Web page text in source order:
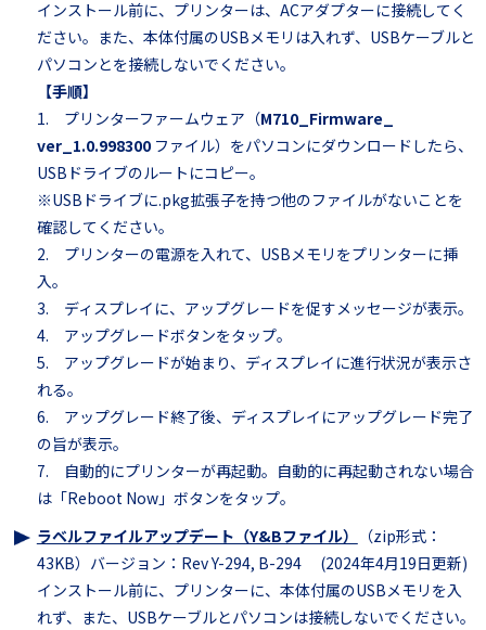
インストール前に、プリンターは、 ACアダプターに接続してく
ださい。また、本体付属のUSBメモリは入れず、 USBケーブルと
パソコンとを接続しないでください。
【手順】
1. プリンターファームウェア（M710_Firmware_
ver_1.0.998300ファイル）をパソコンにダウンロードしたら、
USBドライブのルートにコピー。
※USBドライブに.pkg拡張子を持つ他のファイルがないことを
確認してください。
2. プリンターの電源を入れて、USBメモリをプリンターに挿
入。
3. ディスプレイに、アップグレードを促すメッセージが表示。
4. アップグレードボタンをタップ。
5. アップグレードが始まり、ディスプレイに進行状況が表示さ
れる。
6. アップグレード終了後、ディスプレイにアップグレード完了
の旨が表示。
7. 自動的にプリンターが再起動。自動的に再起動されない場合
は「Reboot Now」ボタンをタップ。
ラベルファイルアップデート（Y&Bファイル）
（zip形式：
43KB）バージョン：Rev Y-294, B-294 (2024年4月19日更新)
インストール前に、プリンターに、本体付属のUSBメモリを入
れず、また、USBケーブルとパソコンは接続しないでください。